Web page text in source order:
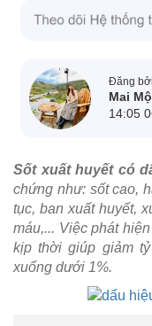
Đăng bởi
Mai
14:05
Sốt xuất huyết có
chứng như: sốt cao,
tục, ban xuất huyết,
máu,... Việc phát
kịp thời giúp giảm
xuống dưới 1%.